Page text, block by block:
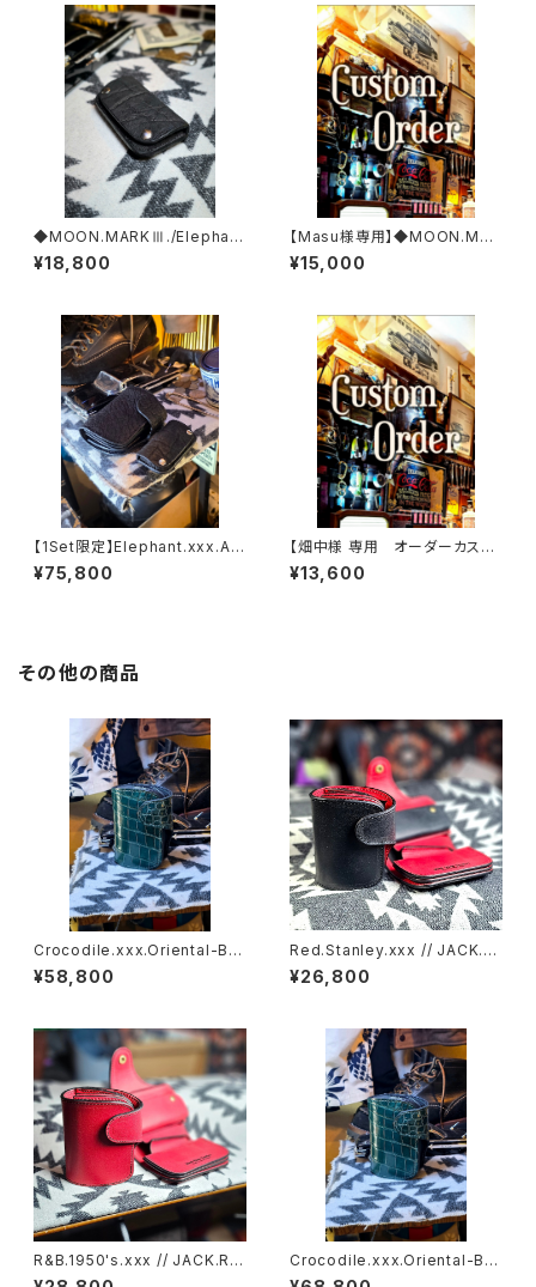
◆MOON.MARKⅢ./Elephan
t. Coin Case.xxx. Black.Edi
tion
¥18,800
【Masu様専用】◆MOON.MAR
KⅢ./Crocodile. Coin Case.
xxx.ORIENTAL'BLUE .Editio
¥15,000
【1Set限定】Elephant.xxx.As
h'Gray-Black.Edition// JAC
K.RIDE.SSW
¥75,800
【畑中様 専用 オーダーカスタ
ム一式
¥13,600
その他の商品
Crocodile.xxx.Oriental-Blu
e.Edition// JACK.RIDE.SSW
¥58,800
Red.Stanley.xxx // JACK.RI
DE.SSW
¥26,800
R&B.1950's.xxx // JACK.RID
E.SSW
Crocodile.xxx.Oriental-Blu
e.Edition// JACK.RIDE.SSW